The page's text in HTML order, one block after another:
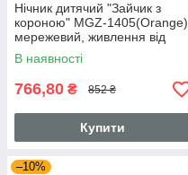
Нічник дитячий "Зайчик з
короною" MGZ-1405(Orange)
мережевий, живлення від
USB
В наявності
766,80 ₴ 852 ₴
Купити
–10%